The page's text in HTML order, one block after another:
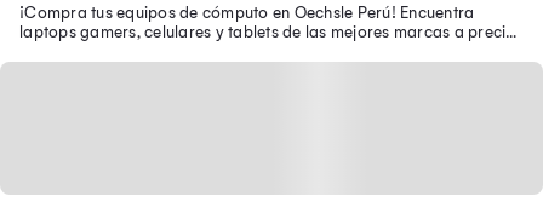
¡Compra tus equipos de cómputo en Oechsle Perú! Encuentra
laptops gamers, celulares y tablets de las mejores marcas a precios